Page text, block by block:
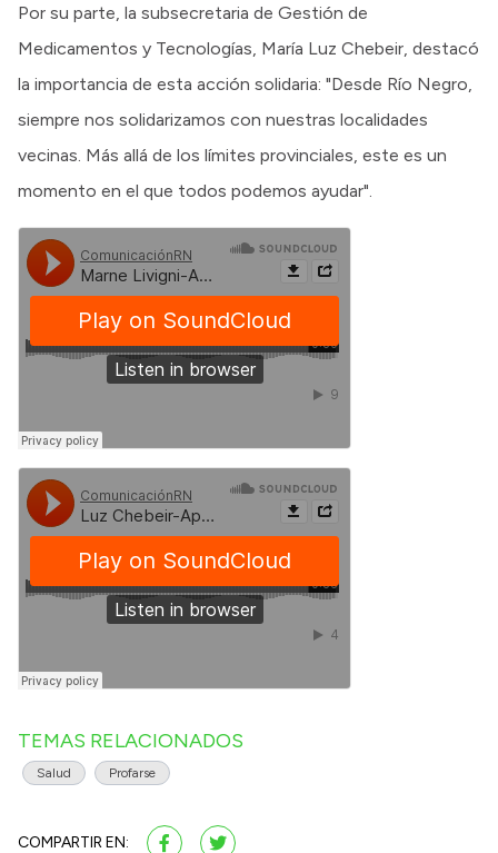
Por su parte, la subsecretaria de Gestión de
Medicamentos y Tecnologías, María Luz Chebeir, destacó
la importancia de esta acción solidaria: "Desde Río Negro,
siempre nos solidarizamos con nuestras localidades
vecinas. Más allá de los límites provinciales, este es un
momento en el que todos podemos ayudar".
TEMAS RELACIONADOS
Salud Profarse
COMPARTIR EN: